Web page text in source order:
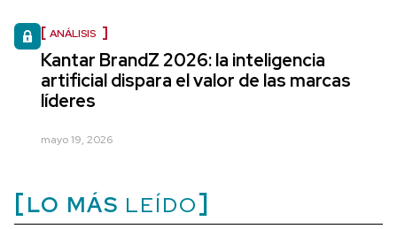
ANÁLISIS
Kantar BrandZ 2026: la inteligencia
artificial dispara el valor de las marcas
líderes
mayo 19, 2026
LO MÁS LEÍDO